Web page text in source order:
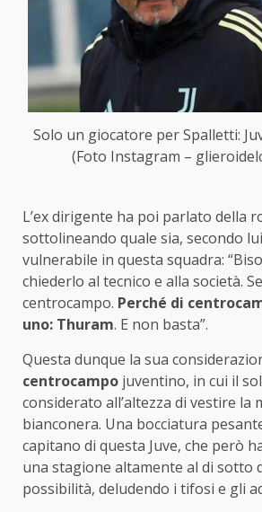
Solo un giocatore per Spalletti:
(Foto Instagram –
L’ex dirigente ha poi parlato della
sottolineando quale sia, secondo
vulnerabile in questa squadra:
chiederlo al tecnico e alla società.
centrocampo. Perché di
uno: Thuram. E non basta”.
Questa dunque la sua
centrocampo juventino, in cui il
considerato all’altezza di vestire la
bianconera. Una bocciatura
capitano di questa Juve, che però
una stagione altamente al di sotto
possibilità, deludendo i tifosi e gli